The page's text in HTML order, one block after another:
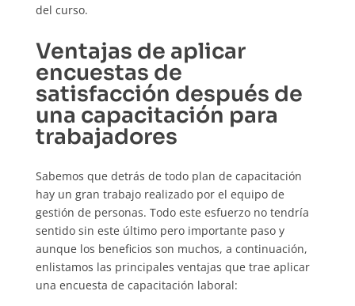
del curso.
Ventajas de aplicar
encuestas de
satisfacción después de
una capacitación para
trabajadores
Sabemos que detrás de todo plan de capacitación
hay un gran trabajo realizado por el equipo de
gestión de personas. Todo este esfuerzo no tendría
sentido sin este último pero importante paso y
aunque los beneficios son muchos, a continuación,
enlistamos las principales ventajas que trae aplicar
una encuesta de capacitación laboral: